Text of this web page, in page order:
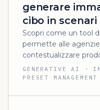
generare
cibo in
Scopri come un tool
permette alle
contestualizzare
accelerando la
calendari editoriali.
GENERATIVE AI ·
PRESET MANAGEMENT